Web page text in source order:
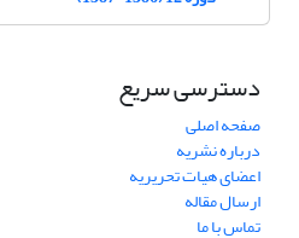
دسترسی سریع
صفحه اصلی
درباره نشریه
اعضای هیات تحریریه
ارسال مقاله
تماس با ما